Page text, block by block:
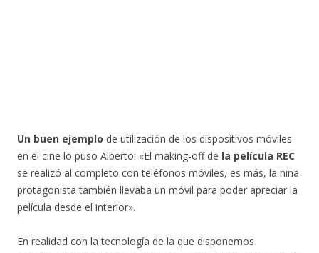
Un buen ejemplo de utilización de los dispositivos móviles
en el cine lo puso Alberto: «El making-off de la película REC
se realizó al completo con teléfonos móviles, es más, la niña
protagonista también llevaba un móvil para poder apreciar la
película desde el interior».
En realidad con la tecnología de la que disponemos